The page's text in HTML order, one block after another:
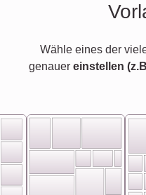
Wähle eines der
genauer einstellen